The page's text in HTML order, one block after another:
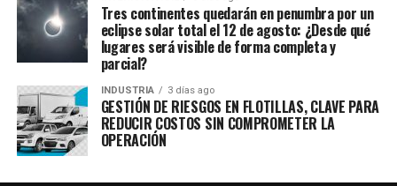
Tres continentes quedarán en penumbra por un
eclipse solar total el 12 de agosto: ¿Desde qué
lugares será visible de forma completa y
parcial?
INDUSTRIA 3 días ago
GESTIÓN DE RIESGOS EN FLOTILLAS, CLAVE PARA
REDUCIR COSTOS SIN COMPROMETER LA
OPERACIÓN